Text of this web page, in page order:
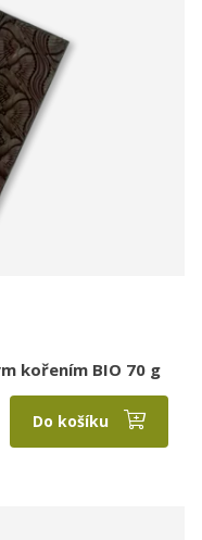
kořením BIO 70 g
Do košíku